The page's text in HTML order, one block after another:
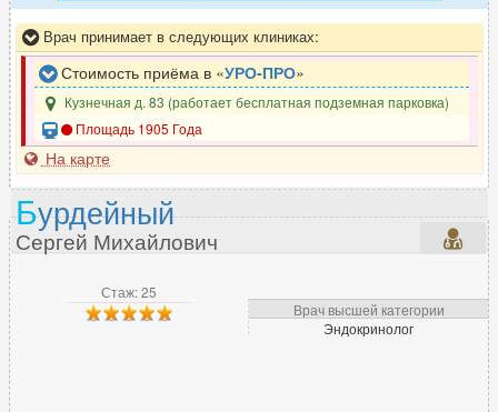
Л
Лазерный хирург
Логопед 9
ЛОР (отоларинголог)
М
Маммолог 27
Массажист 44
Врач принимает в следующих клиниках:
Стоимость приёма в «УРО-ПРО»
Кузнечная д. 83 (работает бесплатная подземная парковка)
Площадь 1905 Года
На карте
Стаж: 25
Врач высшей категории
Эндокринолог
Бурдейный
Сергей Михайлович